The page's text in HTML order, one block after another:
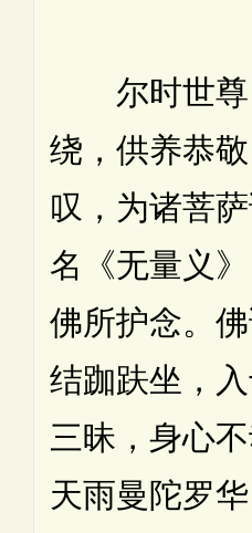
尔时世尊
绕，供养恭
叹，为诸菩萨
名《无量义
佛所护念。佛
结跏趺坐，
三昧，身心不
天雨曼陀罗